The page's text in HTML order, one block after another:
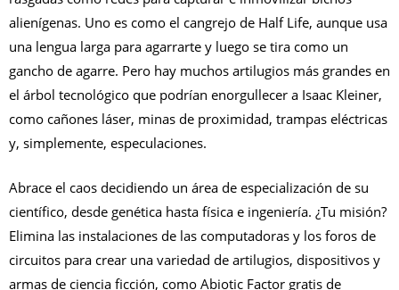
alienígenas. Uno es como el cangrejo de Half Life, aunque usa
una lengua larga para agarrarte y luego se tira como un
gancho de agarre. Pero hay muchos artilugios más grandes en
el árbol tecnológico que podrían enorgullecer a Isaac Kleiner,
como cañones láser, minas de proximidad, trampas eléctricas
y, simplemente, especulaciones.
Abrace el caos decidiendo un área de especialización de su
científico, desde genética hasta física e ingeniería. ¿Tu misión?
Elimina las instalaciones de las computadoras y los foros de
circuitos para crear una variedad de artilugios, dispositivos y
armas de ciencia ficción, como Abiotic Factor gratis de